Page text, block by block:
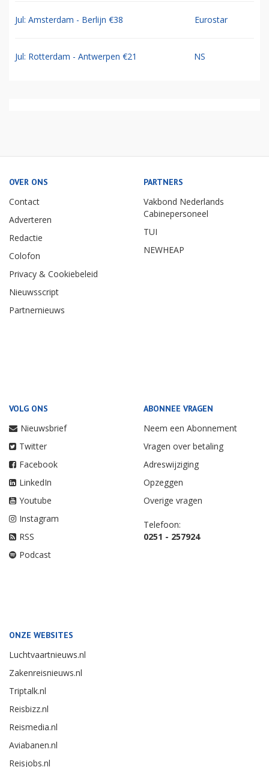
Jul: Amsterdam - Berlijn €38 Eurostar
Jul: Rotterdam - Antwerpen €21 NS
OVER ONS
Contact
Adverteren
Redactie
Colofon
Privacy & Cookiebeleid
Nieuwsscript
Partnernieuws
PARTNERS
Vakbond Nederlands
Cabinepersoneel
TUI
NEWHEAP
VOLG ONS
Nieuwsbrief
Twitter
Facebook
LinkedIn
Youtube
Instagram
RSS
Podcast
ABONNEE VRAGEN
Neem een Abonnement
Vragen over betaling
Adreswijziging
Opzeggen
Overige vragen
Telefoon:
0251 - 257924
ONZE WEBSITES
Luchtvaartnieuws.nl
Zakenreisnieuws.nl
Triptalk.nl
Reisbizz.nl
Reismedia.nl
Aviabanen.nl
Reisjobs.nl